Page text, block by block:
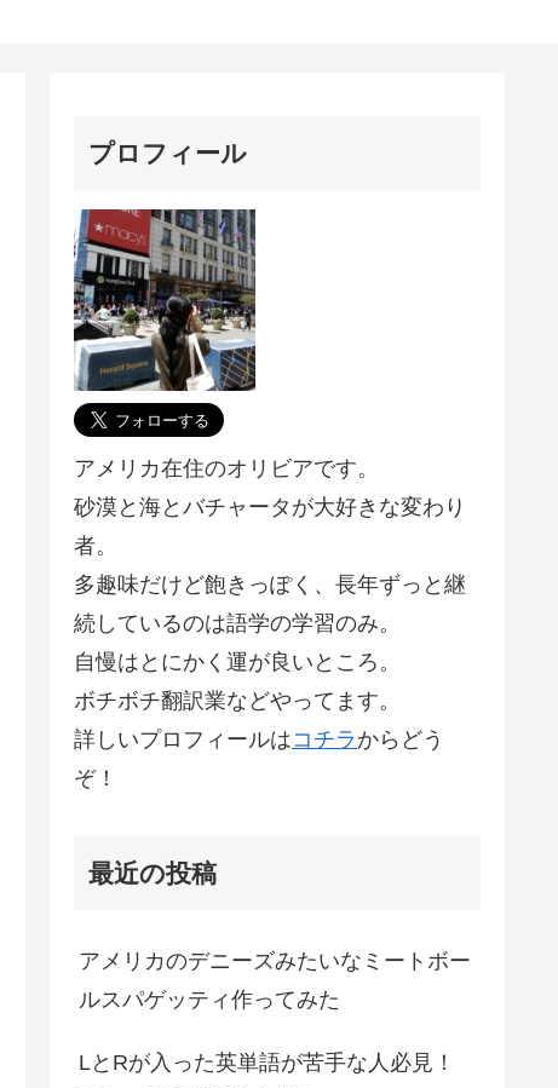
プロフィール
アメリカ在住のオリビアです。
砂漠と海とバチャータが大好きな変わり
者。
多趣味だけど飽きっぽく、長年ずっと継
続しているのは語学の学習のみ。
自慢はとにかく運が良いところ。
ボチボチ翻訳業などやってます。
詳しいプロフィールはコチラ からどう
ぞ！
最近の投稿
アメリカのデニーズみたいなミートボー
ルスパゲッティ作ってみた
LとRが入った英単語が苦手な人必見！